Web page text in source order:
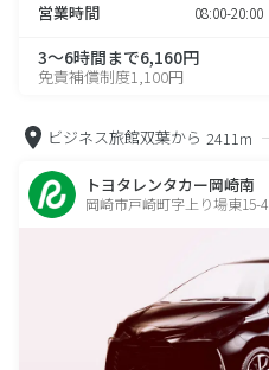
営業時間 08:00-20:00
3～6時間まで6,160円
免責補償制度1,100円
ビジネス旅館双葉から 2411m
トヨタレンタカー岡崎南
岡崎市戸崎町字上り場東15-4